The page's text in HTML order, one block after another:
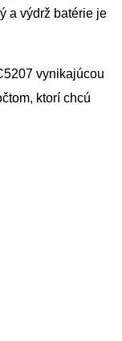
a výdrž batérie je
vynikajúcou
ktorí chcú